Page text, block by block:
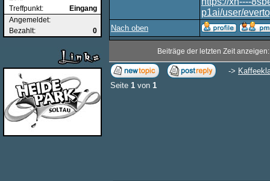
Treffpunkt:
Eingang
Angemeldet:
Bezahlt:
0
p1ai/user/
Nach oben
Beiträge der letzten Zeit
->
Seite 1 von 1